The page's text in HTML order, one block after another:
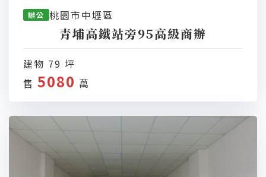
辦公 桃園市中壢區
青埔高鐵站旁95高級商辦
建物 79 坪
售 5080 萬